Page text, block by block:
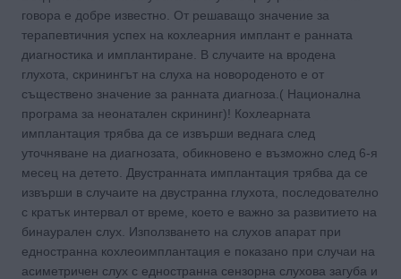
говора е добре известно. От решаващо значение за
терапевтичния успех на кохлеарния имплант е ранната
диагностика и имплантиране. В случаите на вродена
глухота, скринингът на слуха на новороденото е от
съществено значение за ранната диагноза.( Национална
програма за неонатален скрининг)! Кохлеарната
имплантация трябва да се извърши веднага след
уточняване на диагнозата, обикновено е възможно след 6-я
месец на детето. Двустранната имплантация трябва да се
извърши в случаите на двустранна глухота, последователно
с кратък интервал от време, което е важно за развитието на
бинаурален слух. Използването на слухов апарат при
едностранна кохлеоимплантация е показано при случаи на
асиметричен слух с едностранна сензорна слухова загуба и